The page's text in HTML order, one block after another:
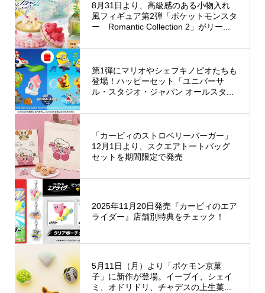
8月31日より、高級感のある小物入れ
風フィギュア第2弾「ポケットモンスタ
ー Romantic Collection 2」がリー...
第1弾にマリオやシェフキノピオたちも
登場！ハッピーセット「ユニバーサ
ル・スタジオ・ジャパン オールスタ...
「カービィのストロベリーバーガー」
12月1日より、スクエアトートバッグ
セットを期間限定で発売
2025年11月20日発売『カービィのエア
ライダー』店舗別特典をチェック！
5月11日（月）より「ポケモン京菓
子」に新作が登場。イーブイ、シェイ
ミ、オドリドリ、チャデスの上生菓...